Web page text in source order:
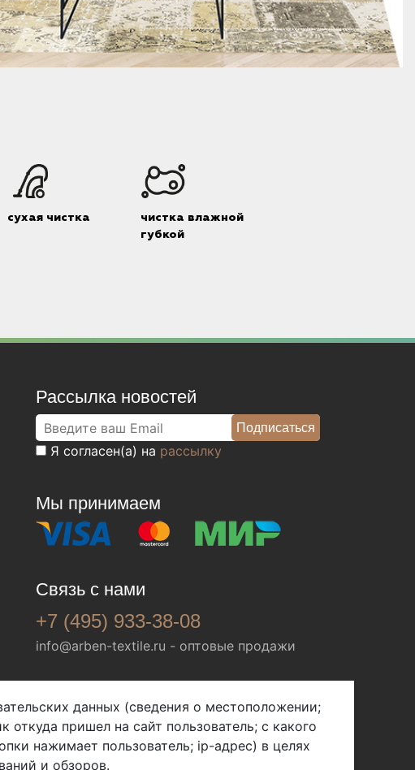
сухая чистка
чистка влажной
губкой
Рассылка новостей
Я согласен(а) на рассылку
Мы принимаем
Связь с нами
+7 (495) 933-38-08
info@arben-textile.ru - оптовые продажи
данных (сведения о местоположении;
пришел на сайт пользователь; с какого
нажимает пользователь; ip-адрес) в целях
и обзоров.